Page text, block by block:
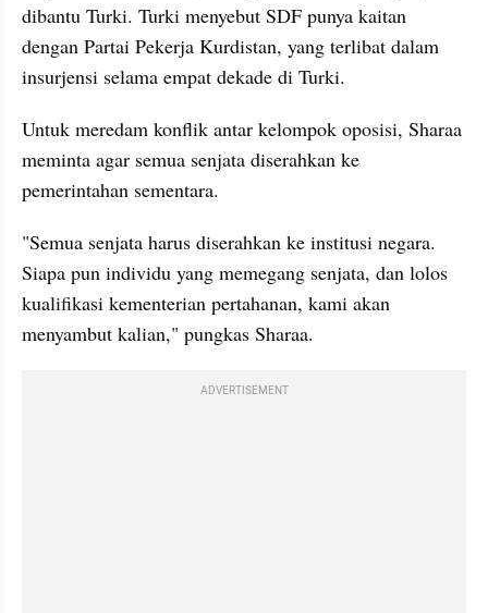
dibantu Turki. Turki menyebut SDF punya kaitan
dengan Partai Pekerja Kurdistan, yang terlibat dalam
insurjensi selama empat dekade di Turki.
Untuk meredam konflik antar kelompok oposisi, Sharaa
meminta agar semua senjata diserahkan ke
pemerintahan sementara.
"Semua senjata harus diserahkan ke institusi negara.
Siapa pun individu yang memegang senjata, dan lolos
kualifikasi kementerian pertahanan, kami akan
menyambut kalian," pungkas Sharaa.
ADVERTISEMENT